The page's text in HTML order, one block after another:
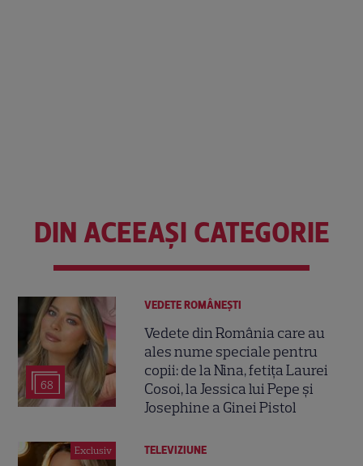
DIN ACEEAȘI CATEGORIE
68
VEDETE ROMÂNEŞTI
Vedete din România care au
ales nume speciale pentru
copii: de la Nina, fetița Laurei
Cosoi, la Jessica lui Pepe și
Josephine a Ginei Pistol
Exclusiv TELEVIZIUNE